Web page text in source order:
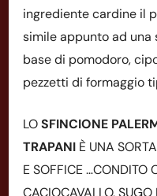
ingrediente cardine il
simile appunto ad una
base di pomodoro,
pezzetti di formaggio
LOSFINCIONE
TRAPANI È UNA
E SOFFICE …CONDITO
CACIOCAVALLO,